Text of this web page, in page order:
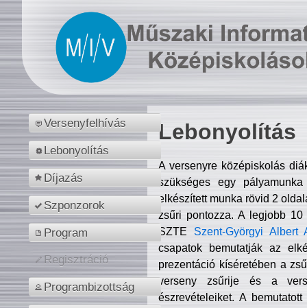
Versenyfelhívás
Lebonyolítás
Díjazás
Szponzorok
Program
Regisztráció
Programbizottság
Lebonyolítás
A versenyre középiskolás
szükséges egy
elkészített munka rövid 2
zsűri pontozza. A legjobb
SZTE Szent-Györgyi Albert
csapatok bemutatják az
prezentáció kíséretében a
verseny zsűrije és a
észrevételeiket. A